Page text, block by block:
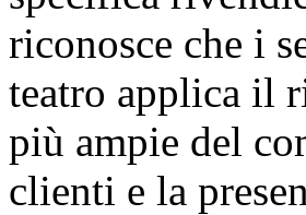
riconosce che i
teatro applica il
più ampie del
clienti e la